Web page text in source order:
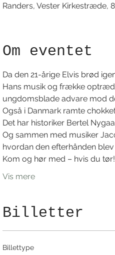
Randers, Vester Kirkestræde,
Om eventet
Da den 21-årige Elvis brød
Hans musik og frække
ungdomsblade advare mod
Også i Danmark ramte
Det har historiker Bertel
Og sammen med musiker
hvordan den efterhånden
Kom og hør med – hvis du tør!
Vis mere
Billetter
Billettype